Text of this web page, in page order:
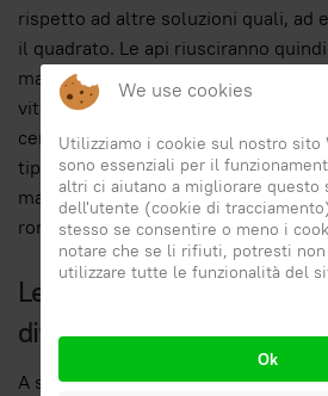
rispetto ad altre soluzioni quali, ad
il quadrato. Le api riusciranno
maggior quantità di miele o polline e
vitale alle larve in crescita,
cera possibile. A livello meccanico
tipo, si presenta come una
mantiene nel tempo senza
rompersi.
Le api costruiscono celle
differenti
A seconda della funzione di ogni
We use cookies
Utilizziamo i cookie sul nostro sito
sono essenziali per il
altri ci aiutano a migliorare questo
dell'utente (cookie di
stesso se consentire o meno i
notare che se li rifiuti, potresti
utilizzare tutte le funzionalità del
Ok